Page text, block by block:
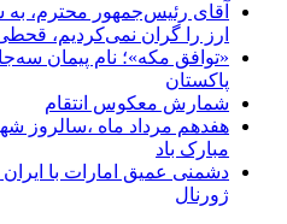
آقای رئیس‌جمهور محترم، به
ارز را گران نمی‌کردیم،
«توافق مکه»؛ نام پیمان
پاکستان
شمارش معکوس انتقام
هفدهم مرداد ماه ،سالروز
مبارک باد
دشمنی عمیق امارات با
ژورنال